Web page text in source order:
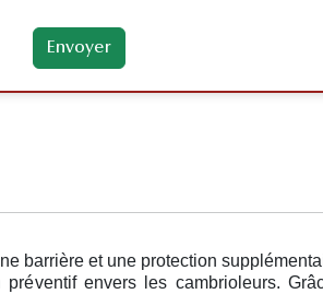
barrière et une protection
envers les cambrioleurs.